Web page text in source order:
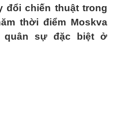
đổi chiến thuật trong
thời điểm Moskva
quân sự đặc biệt ở